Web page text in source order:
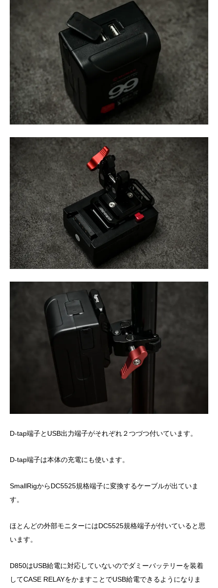
D-tap端子とUSB出力端子がそれぞれ２つづつ付いています。
D-tap端子は本体の充電にも使います。
SmallRigからDC5525規格端子に変換するケーブルが出ていま
す。
ほとんどの外部モニターにはDC5525規格端子が付いていると思
います。
D850はUSB給電に対応していないのでダミーバッテリーを装着
してCASE RELAYをかますことでUSB給電できるようになりま